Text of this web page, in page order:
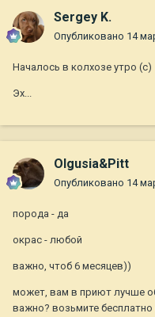
Sergey K.
Опубликовано 14
Началось в колхозе утро (с)
Эх...
Olgusia&Pitt
Опубликовано 14
порода - да
окрас - любой
важно, чтоб 6 месяцев))
может, вам в приют лучше
важно? возьмите